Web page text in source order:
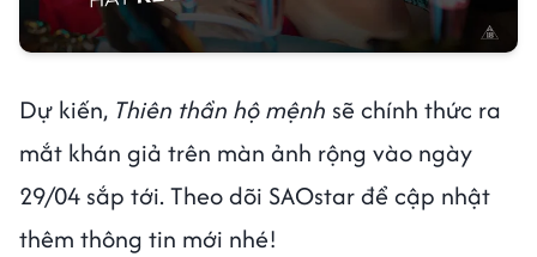
Dự kiến, Thiên thần hộ mệnh sẽ chính thức ra
mắt khán giả trên màn ảnh rộng vào ngày
29/04 sắp tới. Theo dõi SAOstar để cập nhật
thêm thông tin mới nhé!